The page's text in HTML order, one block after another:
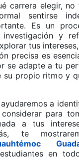
carrera elegir,
sentirse
Es un
investigación y
tus
precisa es
se adapte a tu
su propio ritmo y
a
para
a tus
te
en